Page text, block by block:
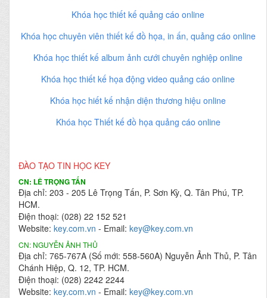
Khóa học thiết kế quảng cáo online
Khóa học chuyên viên thiết kế đồ họa, in ấn, quảng cáo online
Khóa học thiết kế album ảnh cưới chuyên nghiệp online
Khóa học thiết kế họa động video quảng cáo online
Khóa học hiết kế nhận diện thương hiệu online
Khóa học Thiết kế đồ họa quảng cáo online
ĐÀO TẠO TIN HỌC KEY
CN: LÊ TRỌNG TẤN
Địa chỉ: 203 - 205 Lê Trọng Tấn, P. Sơn Kỳ, Q. Tân Phú, TP.
HCM.
Điện thoại: (028) 22 152 521
Website: key.com.vn - Email: key@key.com.vn
CN: NGUYỄN ẢNH THỦ
Địa chỉ: 765-767A (Số mới: 558-560A) Nguyễn Ảnh Thủ, P. Tân
Chánh Hiệp, Q. 12, TP. HCM.
Điện thoại: (028) 2242 2244
Website: key.com.vn - Email: key@key.com.vn